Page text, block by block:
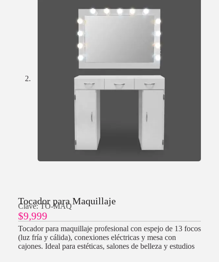
Tocador para Maquillaje
Clave: TO-MAQ
$9,999
Tocador para maquillaje profesional con espejo de 13 focos
(luz fría y cálida), conexiones eléctricas y mesa con
cajones. Ideal para estéticas, salones de belleza y estudios